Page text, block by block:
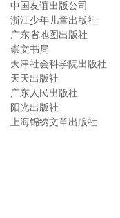
中国友谊出版公司
浙江少年儿童出版社
广东省地图出版社
崇文书局
天津社会科学院出版社
天天出版社
广东人民出版社
阳光出版社
上海锦绣文章出版社